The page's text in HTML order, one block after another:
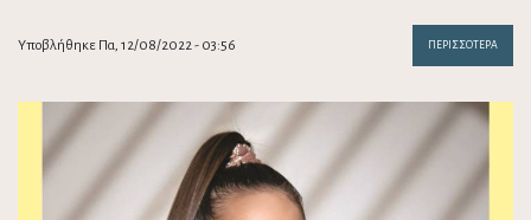
Υποβλήθηκε Πα, 12/08/2022 - 03:56 ΠΕΡΙΣΣΌΤΕΡΑ